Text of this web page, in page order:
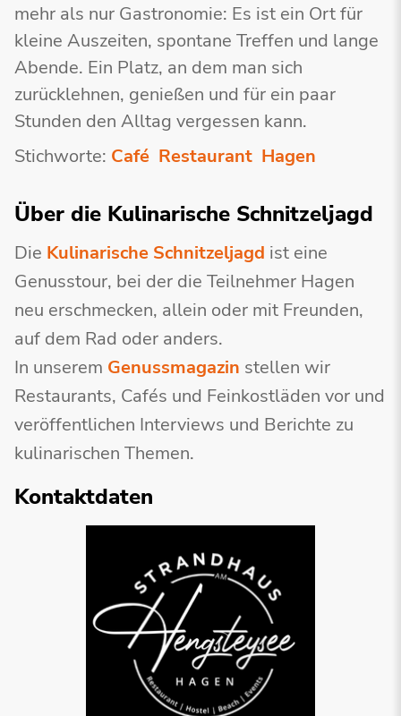
mehr als nur Gastronomie: Es ist ein Ort für
kleine Auszeiten, spontane Treffen und lange
Abende. Ein Platz, an dem man sich
zurücklehnen, genießen und für ein paar
Stunden den Alltag vergessen kann.
Stichworte: Café Restaurant Hagen
Über die Kulinarische Schnitzeljagd
Die Kulinarische Schnitzeljagd ist eine
Genusstour, bei der die Teilnehmer Hagen
neu erschmecken, allein oder mit Freunden,
auf dem Rad oder anders.
In unserem Genussmagazin stellen wir
Restaurants, Cafés und Feinkostläden vor und
veröffentlichen Interviews und Berichte zu
kulinarischen Themen.
Kontaktdaten